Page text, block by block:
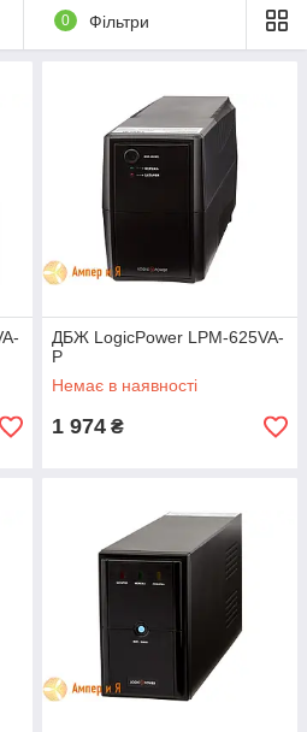
0 Фільтри
ДБЖ LogicPower LPM-625VA-
P
Немає в наявності
1 974 ₴